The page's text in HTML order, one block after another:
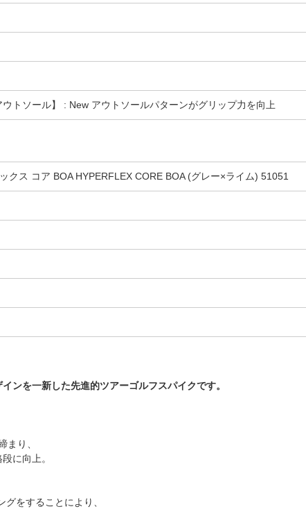
ウトソール】 : New アウトソールパターンがグリップ力を向上
クス コア BOA HYPERFLEX CORE BOA (グレー×ライム) 51051
ンを一新した先進的ツアーゴルフスパイクです。
まり、
に向上。
をすることにより、